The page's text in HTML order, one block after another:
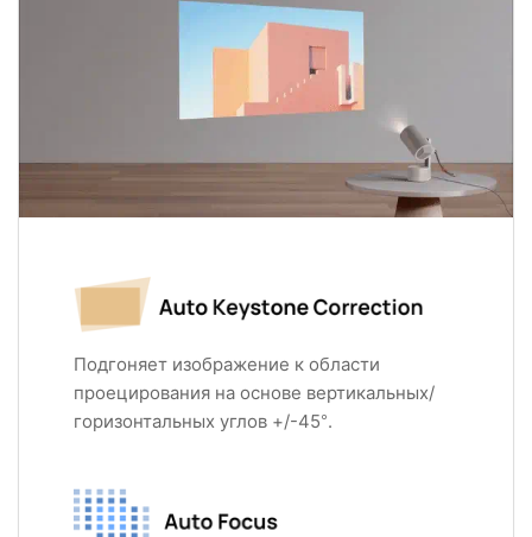
Подгоняет изображение к области
проецирования на основе вертикальных/
горизонтальных углов +/-45°.